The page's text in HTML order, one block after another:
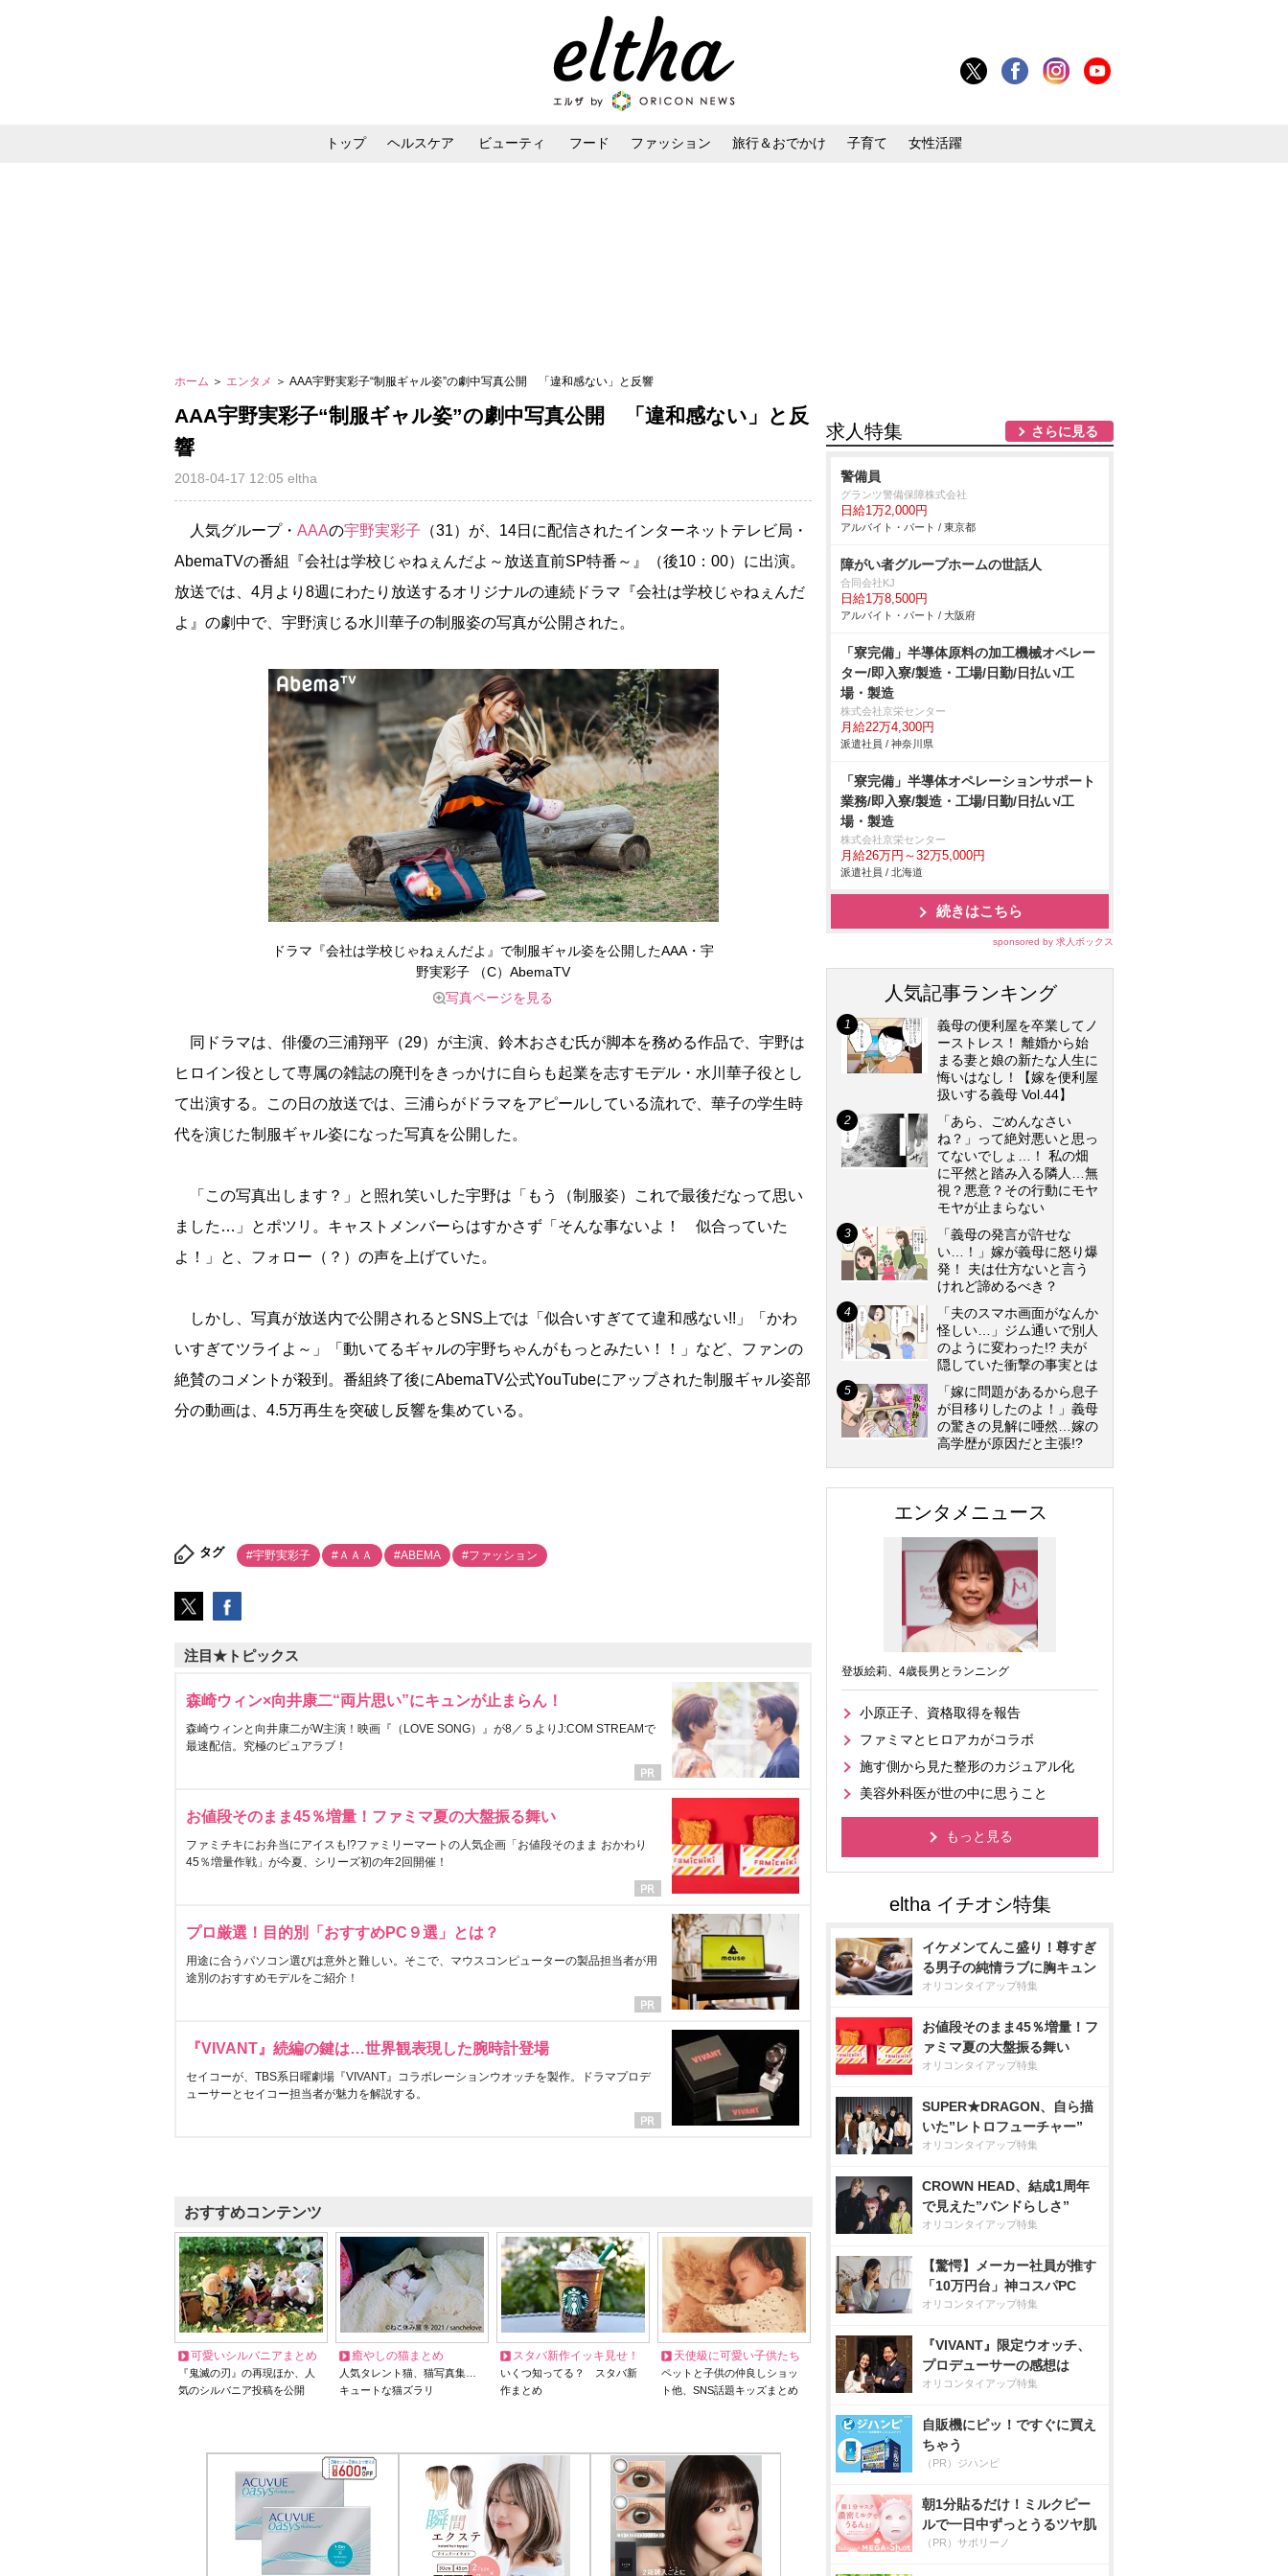
トップ ヘルスケア ビューティ フード ファッション 旅行＆おでかけ 子育て 女性活躍
ホーム ＞ エンタメ ＞ AAA宇野実彩子“制服ギャル姿”の劇中写真公開 「違和感ない」と反響
AAA宇野実彩子“制服ギャル姿”の劇中写真公開 「違和感ない」と反
響
2018-04-17 12:05 eltha
人気グループ・ AAAの宇野実彩子 （31）が、14日に配信されたインターネットテレビ局・
AbemaTVの番組『会社は学校じゃねぇんだよ～放送直前SP特番～』（後10：00）に出演。
放送では、4月より8週にわたり放送するオリジナルの連続ドラマ『会社は学校じゃねぇんだ
よ』の劇中で、宇野演じる水川華子の制服姿の写真が公開された。
ドラマ『会社は学校じゃねぇんだよ』で制服ギャル姿を公開したAAA・宇
野実彩子 （C）AbemaTV
写真ページを見る
同ドラマは、俳優の三浦翔平（29）が主演、鈴木おさむ氏が脚本を務める作品で、宇野は
ヒロイン役として専属の雑誌の廃刊をきっかけに自らも起業を志すモデル・水川華子役とし
て出演する。この日の放送では、三浦らがドラマをアピールしている流れで、華子の学生時
代を演じた制服ギャル姿になった写真を公開した。
「この写真出します？」と照れ笑いした宇野は「もう（制服姿）これで最後だなって思い
ました…」とポツリ。キャストメンバーらはすかさず「そんな事ないよ！ 似合っていた
よ！」と、フォロー（？）の声を上げていた。
しかし、写真が放送内で公開されるとSNS上では「似合いすぎてて違和感ない!!」「かわ
いすぎてツライよ～」「動いてるギャルの宇野ちゃんがもっとみたい！！」など、ファンの
絶賛のコメントが殺到。番組終了後にAbemaTV公式YouTubeにアップされた制服ギャル姿部
分の動画は、4.5万再生を突破し反響を集めている。
タグ #宇野実彩子 #ＡＡＡ #ABEMA #ファッション
注目★トピックス
森崎ウィン×向井康二“両片思い”にキュンが止まらん！
森崎ウィンと向井康二がW主演！映画『（LOVE SONG）』が8／５よりJ:COM STREAMで
最速配信。究極のピュアラブ！
お値段そのまま45％増量！ファミマ夏の大盤振る舞い
ファミチキにお弁当にアイスも!?ファミリーマートの人気企画「お値段そのまま おかわり
45％増量作戦」が今夏、シリーズ初の年2回開催！
プロ厳選！目的別「おすすめPC９選」とは？
用途に合うパソコン選びは意外と難しい。そこで、マウスコンピューターの製品担当者が用
途別のおすすめモデルをご紹介！
『VIVANT』続編の鍵は…世界観表現した腕時計登場
セイコーが、TBS系日曜劇場『VIVANT』コラボレーションウオッチを製作。ドラマプロデ
ューサーとセイコー担当者が魅力を解説する。
おすすめコンテンツ
可愛いシルバニアまとめ
『鬼滅の刃』の再現ほか、人
気のシルバニア投稿を公開
癒やしの猫まとめ
人気タレント猫、猫写真集…
キュートな猫ズラリ
スタバ新作イッキ見せ！
いくつ知ってる？ スタバ新
作まとめ
天使級に可愛い子供たち
ペットと子供の仲良しショッ
ト他、SNS話題キッズまとめ
求人特集 さらに見る
警備員
グランツ警備保障株式会社
日給1万2,000円
アルバイト・パート / 東京都
障がい者グループホームの世話人
合同会社KJ
日給1万8,500円
アルバイト・パート / 大阪府
「寮完備」半導体原料の加工機械オペレー
ター/即入寮/製造・工場/日勤/日払い/工
場・製造
株式会社京栄センター
月給22万4,300円
派遣社員 / 神奈川県
「寮完備」半導体オペレーションサポート
業務/即入寮/製造・工場/日勤/日払い/工
場・製造
株式会社京栄センター
月給26万円～32万5,000円
派遣社員 / 北海道
続きはこちら
sponsored by 求人ボックス
人気記事ランキング
義母の便利屋を卒業してノ
ーストレス！ 離婚から始
まる妻と娘の新たな人生に
悔いはなし！【嫁を便利屋
扱いする義母 Vol.44】
「あら、ごめんなさい
ね？」って絶対悪いと思っ
てないでしょ…！ 私の畑
に平然と踏み入る隣人…無
視？悪意？その行動にモヤ
モヤが止まらない
「義母の発言が許せな
い…！」嫁が義母に怒り爆
発！ 夫は仕方ないと言う
けれど諦めるべき？
「夫のスマホ画面がなんか
怪しい…」ジム通いで別人
のように変わった!? 夫が
隠していた衝撃の事実とは
「嫁に問題があるから息子
が目移りしたのよ！」義母
の驚きの見解に唖然…嫁の
高学歴が原因だと主張!?
エンタメニュース
登坂絵莉、4歳長男とランニング
小原正子、資格取得を報告
ファミマとヒロアカがコラボ
施す側から見た整形のカジュアル化
美容外科医が世の中に思うこと
もっと見る
イケメンてんこ盛り！尊すぎ
る男子の純情ラブに胸キュン
オリコンタイアップ特集
お値段そのまま45％増量！フ
ァミマ夏の大盤振る舞い
オリコンタイアップ特集
SUPER★DRAGON、自ら描
いた”レトロフューチャー”
オリコンタイアップ特集
CROWN HEAD、結成1周年
で見えた”バンドらしさ”
オリコンタイアップ特集
【驚愕】メーカー社員が推す
「10万円台」神コスパPC
オリコンタイアップ特集
『VIVANT』限定ウオッチ、
プロデューサーの感想は
オリコンタイアップ特集
自販機にピッ！ですぐに買え
ちゃう
（PR）ジハンピ
朝1分貼るだけ！ミルクピー
ルで一日中ずっとうるツヤ肌
（PR）サボリーノ